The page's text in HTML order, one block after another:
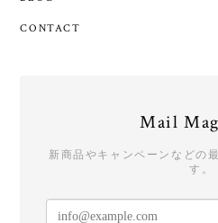
CONTACT
Mail
新商品やキャンペーンなどの
す。